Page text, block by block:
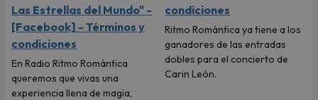
Las Estrellas del Mundo" -
[Facebook] - Términos y
condiciones
En Radio Ritmo Romántica
queremos que vivas una
experiencia llena de magia,
condiciones
Ritmo Romántica ya tiene a los
ganadores de las entradas
dobles para el concierto de
Carin León.